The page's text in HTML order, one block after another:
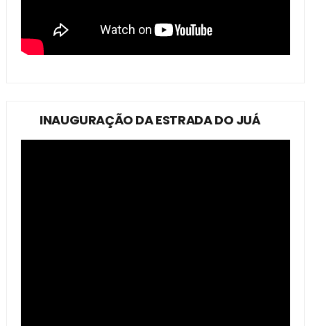
INAUGURAÇÃO DA ESTRADA DO JUÁ